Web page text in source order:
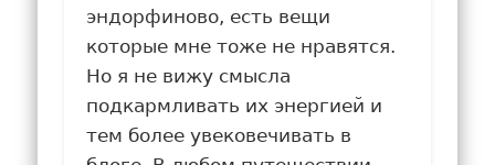
эндорфиново, есть вещи
которые мне тоже не нравятся.
Но я не вижу смысла
подкармливать их энергией и
тем более увековечивать в